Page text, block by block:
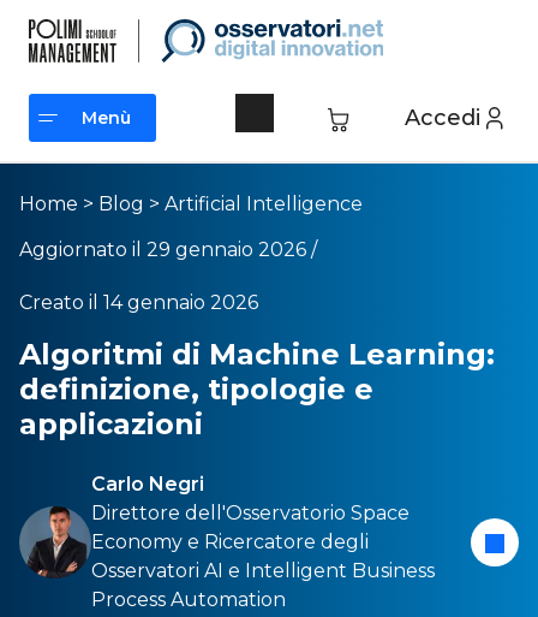
Accedi
Menù
Menù
Home > Blog > Artificial Intelligence
Aggiornato il 29 gennaio 2026 /
Creato il 14 gennaio 2026
Algoritmi di Machine Learning:
definizione, tipologie e
applicazioni
Carlo Negri
Direttore dell'Osservatorio Space
Economy e Ricercatore degli
Osservatori AI e Intelligent Business
Process Automation